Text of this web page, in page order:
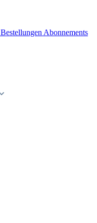
Bestellungen Abonnements